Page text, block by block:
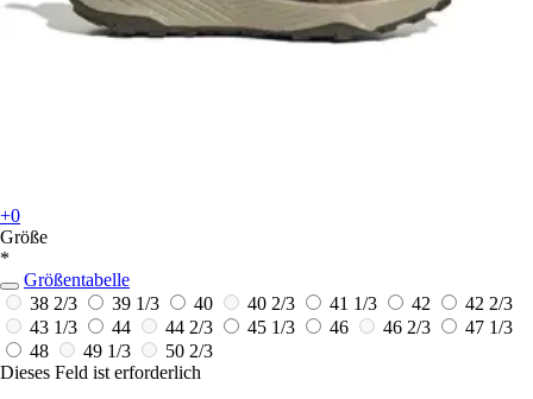
+0
Größe
*
Größentabelle
38 2/3
39 1/3 40 40 2/3 41 1/3 42
42 2/3
43 1/3
44 44 2/3 45 1/3 46 46 2/3
47 1/3
48
49 1/3
50 2/3
Dieses Feld ist erforderlich